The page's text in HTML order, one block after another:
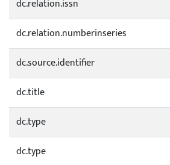
dc.relation.issn
dc.relation.numberinseries
dc.source.identifier
dc.title
dc.type
dc.type